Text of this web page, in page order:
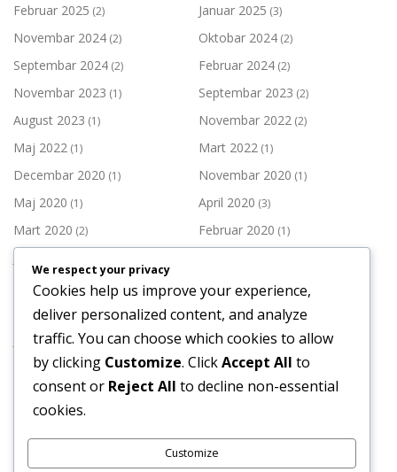
Februar 2025 (2) Januar 2025 (3)
Novembar 2024 (2) Oktobar 2024 (2)
Septembar 2024 (2) Februar 2024 (2)
Novembar 2023 (1) Septembar 2023 (2)
August 2023 (1) Novembar 2022 (2)
Maj 2022 (1) Mart 2022 (1)
Decembar 2020 (1) Novembar 2020 (1)
Maj 2020 (1) April 2020 (3)
Mart 2020 (2) Februar 2020 (1)
Novembar 2019(2) Oktobar 2019(1)
Septembar 2019(1) Juli 2019(3)
Juni 2019(1) Maj 2019(3)
April 2019(1) Mart 2019(2)
Februar 2019 (2) Januar 2019(3)
We respect your privacy
Cookies help us improve your experience,
deliver personalized content, and analyze
traffic. You can choose which cookies to allow
by clicking Customize. ClickAccept All to
consent or Reject All to decline non-essential
cookies.
Customize